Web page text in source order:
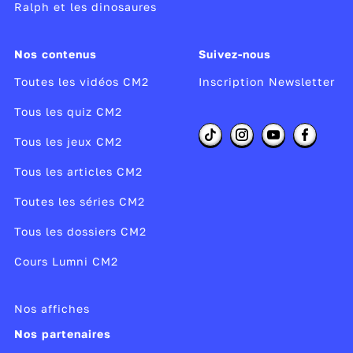
Ralph et les dinosaures
Nos contenus
Toutes les vidéos CM2
Tous les quiz CM2
Tous les jeux CM2
Tous les articles CM2
Toutes les séries CM2
Tous les dossiers CM2
Cours Lumni CM2
Suivez-nous
Inscription Newsletter
Nos affiches
Nos partenaires